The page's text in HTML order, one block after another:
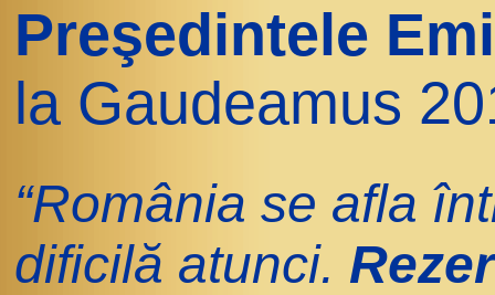
Preşedintele
la Gaudeamus
“România se afla
dificilă atunci.